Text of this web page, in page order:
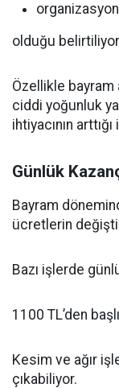
organizasyon
olduğu
Özellikle bayram
ciddi yoğunluk
ihtiyacının
Günlük
Bayram
ücretlerin
Bazı işlerde
1100 TL’den
Kesim ve ağır
çıkabiliyor.